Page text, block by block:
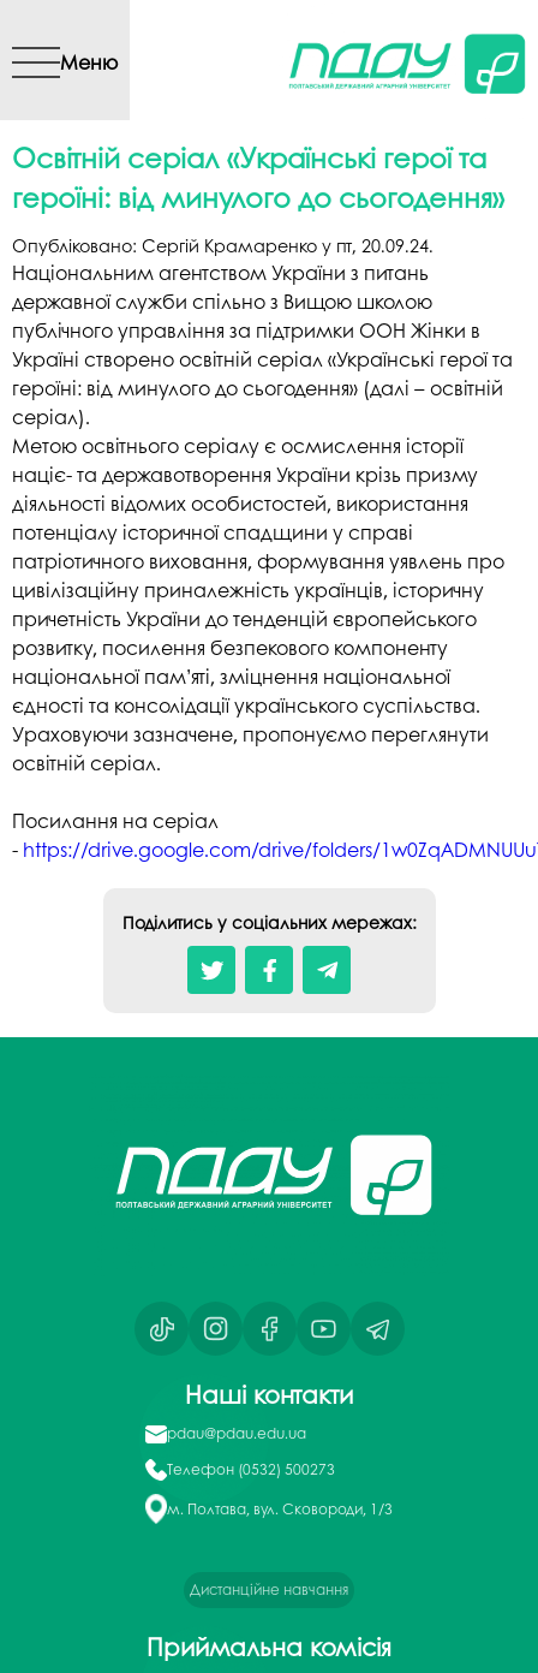
вмісту
Меню
Освітній серіал «Українські герої та
героїні: від минулого до сьогодення»
Опубліковано: Сергій Крамаренко у пт, 20.09.24.
Національним агентством України з питань
державної служби спільно з Вищою школою
публічного управління за підтримки ООН Жінки в
Україні створено освітній серіал «Українські герої та
героїні: від минулого до сьогодення» (далі – освітній
серіал).
Метою освітнього серіалу є осмислення історії
націє- та державотворення України крізь призму
діяльності відомих особистостей, використання
потенціалу історичної спадщини у справі
патріотичного виховання, формування уявлень про
цивілізаційну приналежність українців, історичну
причетність України до тенденцій європейського
розвитку, посилення безпекового компоненту
національної пам’яті, зміцнення національної
єдності та консолідації українського суспільства.
Ураховуючи зазначене, пропонуємо переглянути
освітній серіал.
Посилання на серіал
- https://drive.google.com/drive/folders/
Поділитись у соціальних мережах:
Наші контакти
pdau@pdau.edu.ua
Телефон (0532) 500273
м. Полтава, вул. Сковороди, 1/3
Дистанційне навчання
Приймальна комісія